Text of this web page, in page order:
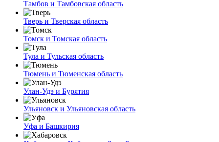
Тамбов и Тамбовская область
Тверь и Тверская область
Томск и Томская область
Тула и Тульская область
Тюмень и Тюменская область
Улан-Удэ и Бурятия
Ульяновск и Ульяновская область
Уфа и Башкирия